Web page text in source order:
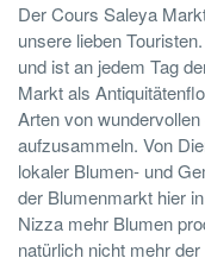
Der Cours Saleya
unsere lieben
und ist an jedem Tag
Markt als
Arten von
aufzusammeln. Von
lokaler Blumen- und
der Blumenmarkt hier
Nizza mehr Blumen
natürlich nicht mehr